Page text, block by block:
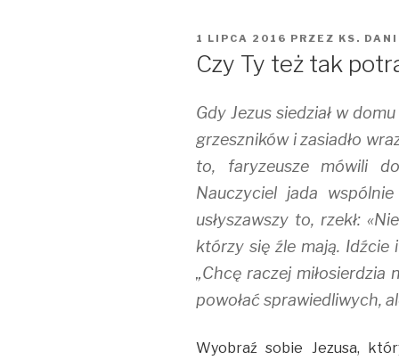
OPUBLIKOWANE
1 LIPCA 2016 PRZEZ KS.
Czy Ty też tak
Gdy Jezus siedział w
grzeszników i zasiadło
to, faryzeusze mówili
Nauczyciel jada
usłyszawszy to, rzekł:
którzy się źle mają. Idźcie
„Chcę raczej miłosierdzia
powołać sprawiedliwych,
Wyobraź sobie Jezusa,